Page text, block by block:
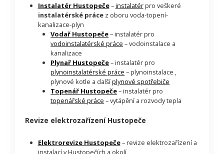
Instalatér Hustopeče–instalatérpro veškeré
instalatérské prácez oboru voda-topení-
kanalizace-plyn
Vodař Hustopeče– instalatér pro
vodoinstalatérské práce – vodoinstalace a
kanalizace
Plynař Hustopeče– instalatér pro
plynoinstalatérské práce – plynoinstalace ,
plynové kotle a dalšíplynové spotřebiče
Topenář Hustopeče– instalatér pro
topenářské práce – vytápění a rozvody tepla
Revize elektrozařízení Hustopeče
Elektrorevize Hustopeče– revize elektrozařízení a
instalací v Hustopečích a okolí